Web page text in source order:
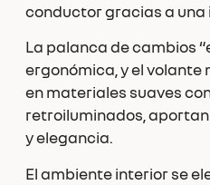
conductor gracias a
La palanca de cambios
ergonómica, y el
en materiales suaves
retroiluminados,
y elegancia.
El ambiente interior se